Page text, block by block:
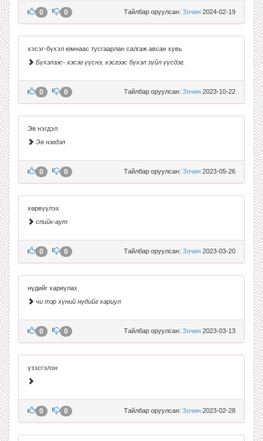
Тайлбар оруулсан: Зочин 2024-02-19
0 0
хэсэг-бүхэл юмнаас тусгаарлан салгаж авсан хувь
Бүхэлээс- хэсэг үүснэ, хэсгээс бүхэл зүйл үүсдэг.
Тайлбар оруулсан: Зочин 2023-10-22
0 0
Эв нэгдэл
Эв нэгдэл
Тайлбар оруулсан: Зочин 2023-05-26
0 0
хөрвүүлэх
спийк-аут
Тайлбар оруулсан: Зочин 2023-03-20
0 0
нүдийг хариулах
чи тэр хүний нүдийг хариул
Тайлбар оруулсан: Зочин 2023-03-13
0 0
үзэсгэлэн
Тайлбар оруулсан: Зочин 2023-02-28
0 0